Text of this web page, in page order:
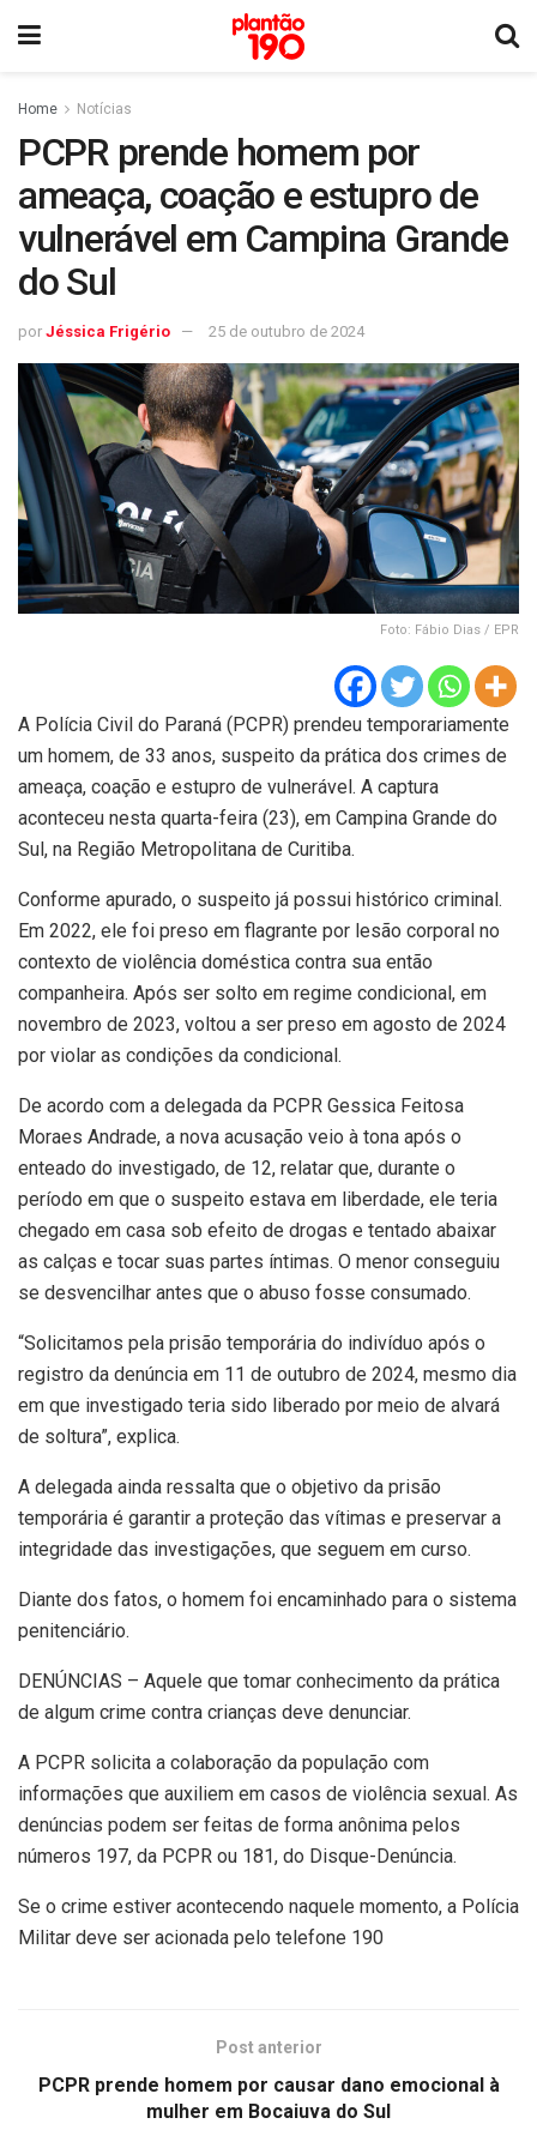
Home Notícias
PCPR prende homem por
ameaça, coação e estupro de
vulnerável em Campina Grande
do Sul
por Jéssica Frigério 25 de outubro de 2024
Foto: Fábio Dias / EPR
A Polícia Civil do Paraná (PCPR) prendeu temporariamente
um homem, de 33 anos, suspeito da prática dos crimes de
ameaça, coação e estupro de vulnerável. A captura
aconteceu nesta quarta-feira (23), em Campina Grande do
Sul, na Região Metropolitana de Curitiba.
Conforme apurado, o suspeito já possui histórico criminal.
Em 2022, ele foi preso em flagrante por lesão corporal no
contexto de violência doméstica contra sua então
companheira. Após ser solto em regime condicional, em
novembro de 2023, voltou a ser preso em agosto de 2024
por violar as condições da condicional.
De acordo com a delegada da PCPR Gessica Feitosa
Moraes Andrade, a nova acusação veio à tona após o
enteado do investigado, de 12, relatar que, durante o
período em que o suspeito estava em liberdade, ele teria
chegado em casa sob efeito de drogas e tentado abaixar
as calças e tocar suas partes íntimas. O menor conseguiu
se desvencilhar antes que o abuso fosse consumado.
“Solicitamos pela prisão temporária do indivíduo após o
registro da denúncia em 11 de outubro de 2024, mesmo dia
em que investigado teria sido liberado por meio de alvará
de soltura”, explica.
A delegada ainda ressalta que o objetivo da prisão
temporária é garantir a proteção das vítimas e preservar a
integridade das investigações, que seguem em curso.
Diante dos fatos, o homem foi encaminhado para o sistema
penitenciário.
DENÚNCIAS – Aquele que tomar conhecimento da prática
de algum crime contra crianças deve denunciar.
A PCPR solicita a colaboração da população com
informações que auxiliem em casos de violência sexual. As
denúncias podem ser feitas de forma anônima pelos
números 197, da PCPR ou 181, do Disque-Denúncia.
Se o crime estiver acontecendo naquele momento, a Polícia
Militar deve ser acionada pelo telefone 190
Post anterior
PCPR prende homem por causar dano emocional à
mulher em Bocaiuva do Sul